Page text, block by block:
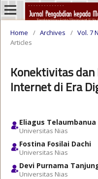
Home / Archives / Vol. 7
Articles
Konektivitas dan
Internet di Era
Eliagus Telaumbanua
Universitas Nias
Fostina Fosilai Dachi
Universitas Nias
Devi Purnama
Universitas Nias